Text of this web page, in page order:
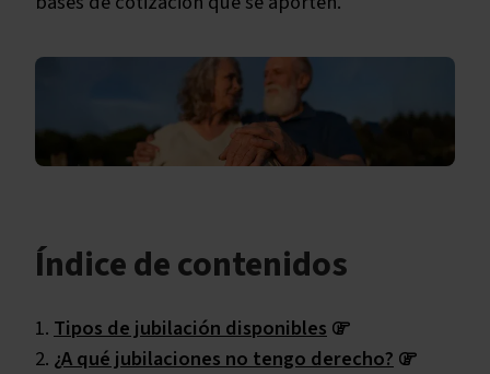
Índice de contenidos
Tipos de jubilación disponibles
¿A qué jubilaciones no tengo derecho?